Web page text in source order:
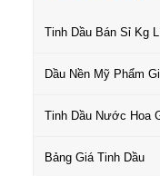
Tinh Dầu Bán Sỉ Kg
Dầu Nền Mỹ Phẩm
Tinh Dầu Nước Hoa
Bảng Giá Tinh Dầu